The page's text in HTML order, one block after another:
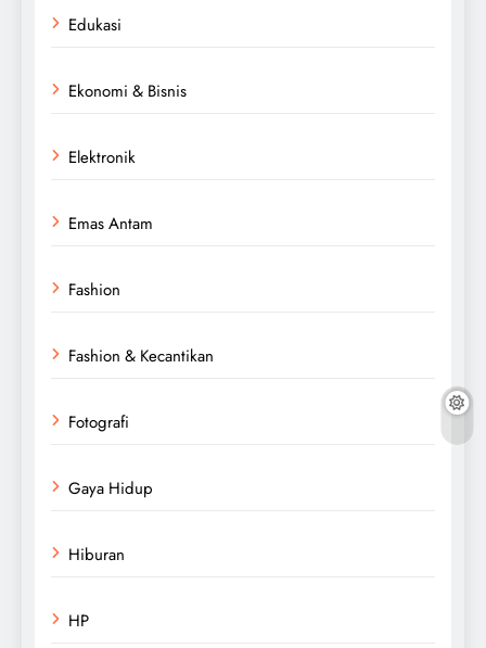
Edukasi
Ekonomi & Bisnis
Elektronik
Emas Antam
Fashion
Fashion & Kecantikan
Fotografi
Gaya Hidup
Hiburan
HP